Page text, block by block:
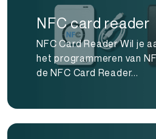
NFC card reader
NFC Card Reader Wil je
het programmeren van
de NFC Card Reader...